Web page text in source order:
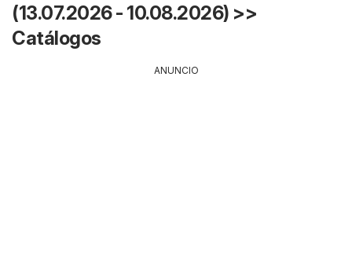
(13.07.2026 - 10.08.2026) >>
Catálogos
ANUNCIO